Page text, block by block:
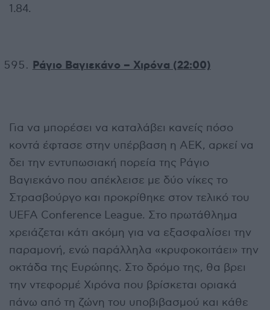
1.84.
Ράγιο Βαγιεκάνο – Χιρόνα (22:00)
Για να μπορέσει να καταλάβει κανείς πόσο
κοντά έφτασε στην υπέρβαση η ΑΕΚ, αρκεί να
δει την εντυπωσιακή πορεία της Ράγιο
Βαγιεκάνο που απέκλεισε με δύο νίκες το
Στρασβούργο και προκρίθηκε στον τελικό του
UEFA Conference League. Στο πρωτάθλημα
χρειάζεται κάτι ακόμη για να εξασφαλίσει την
παραμονή, ενώ παράλληλα «κρυφοκοιτάει» την
οκτάδα της Ευρώπης. Στο δρόμο της, θα βρει
την ντεφορμέ Χιρόνα που βρίσκεται οριακά
πάνω από τη ζώνη του υποβιβασμού και κάθε